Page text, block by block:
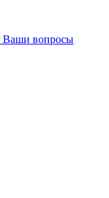
Ваши вопросы